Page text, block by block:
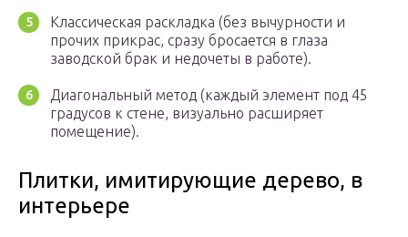
Классическая раскладка (без вычурности и
прочих прикрас, сразу бросается в глаза
заводской брак и недочеты в работе).
Диагональный метод (каждый элемент под 45
градусов к стене, визуально расширяет
помещение).
Плитки, имитирующие дерево, в
интерьере